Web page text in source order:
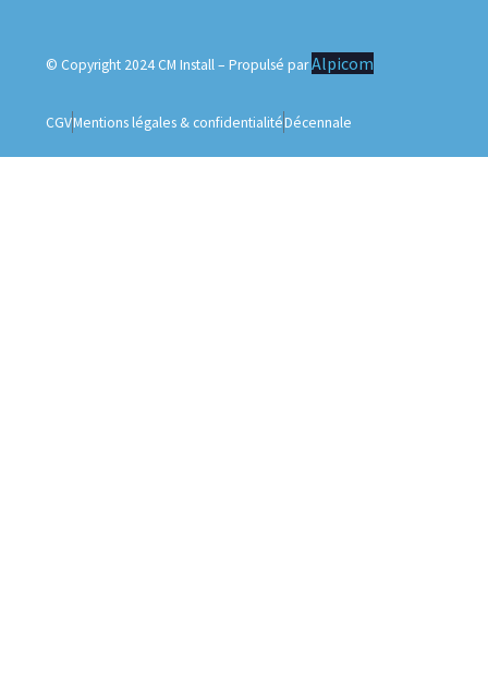
© Copyright 2024 CM Install – Propulsé parAlpicom
CGVMentions légales & confidentialitéDécennale